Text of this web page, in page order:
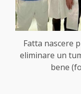
Fatta nascere
eliminare un
bene